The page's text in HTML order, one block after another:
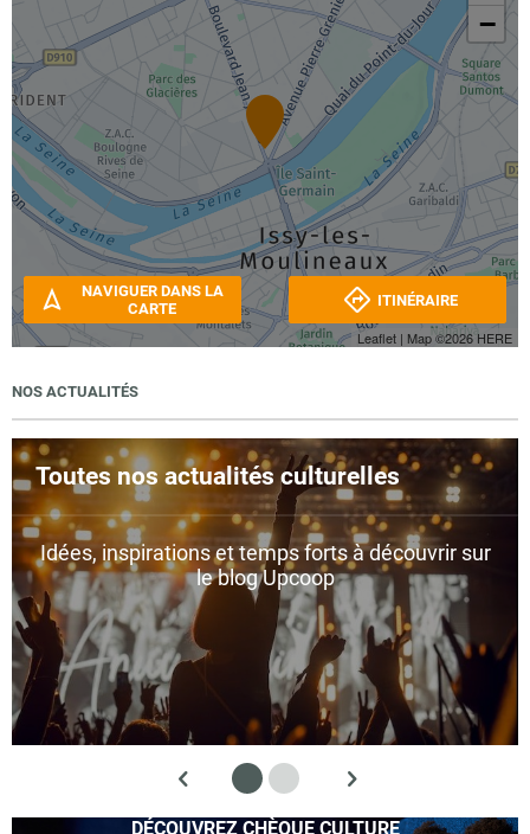
−
Leaflet | Map ©2026 HERE
NAVIGUER DANS LA
CARTE
ITINÉRAIRE
NOS ACTUALITÉS
Toutes nos actualités culturelles
Idées, inspirations et temps forts à découvrir sur
le blog Upcoop
DÉCOUVREZ CHÈQUE CULTURE